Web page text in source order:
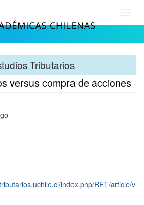
Tributarios
versus compra de acciones
index.php/RET/article/v